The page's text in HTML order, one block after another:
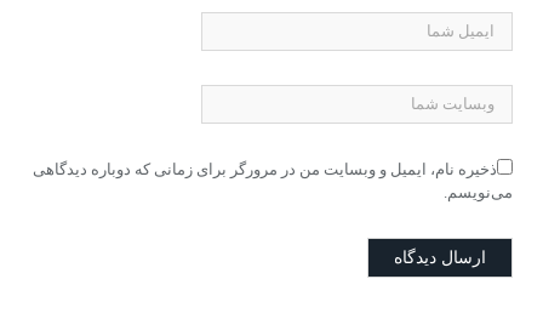
ذخیره نام، ایمیل و وبسایت من در مرورگر برای زمانی که دوباره دیدگاهی
می‌نویسم.